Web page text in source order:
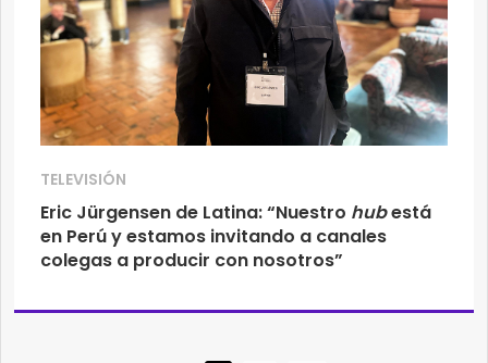
TELEVISIÓN
Eric Jürgensen de Latina: “Nuestro hubestá
en Perú y estamos invitando a canales
colegas a producir con nosotros”